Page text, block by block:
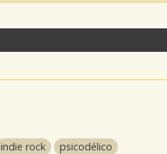
indie rock
psicodélico